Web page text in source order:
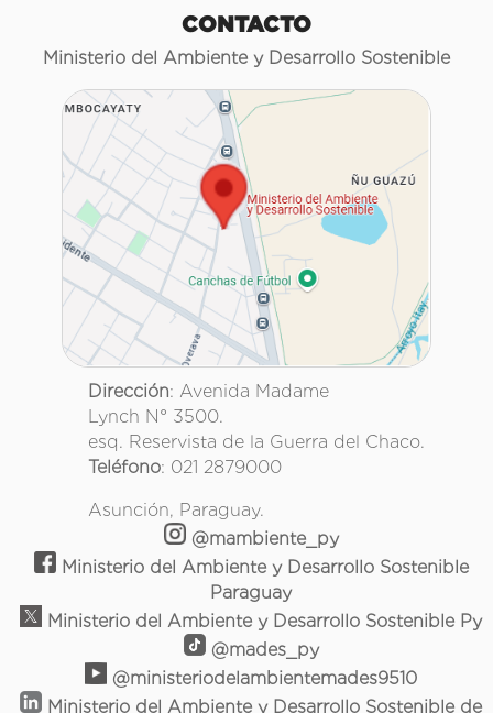
CONTACTO
Ministerio del Ambiente y Desarrollo Sostenible
Dirección: Avenida Madame
Lynch N° 3500.
esq. Reservista de la Guerra del Chaco.
Teléfono: 021 2879000
Asunción, Paraguay.
@mambiente_py
Ministerio del Ambiente y Desarrollo Sostenible
Paraguay
Ministerio del Ambiente y Desarrollo Sostenible Py
@mades_py
@ministeriodelambientemades9510
Ministerio del Ambiente y Desarrollo Sostenible de